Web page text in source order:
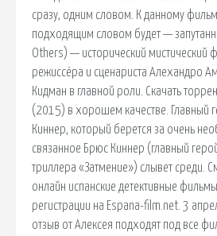
сразу, одним словом. К данному
подходящим словом будет —
Others) — исторический мистический
режиссёра и сценариста Алехандро
Кидман в главной роли. Скачать
(2015) в хорошем качестве. Главный
Киннер, который берется за очень
связанное Брюс Киннер (главный
триллера «Затмение») слывет среди.
онлайн испанские детективные
регистрации на Espana-film.net. 3
отзыв от Алексея подходят под все